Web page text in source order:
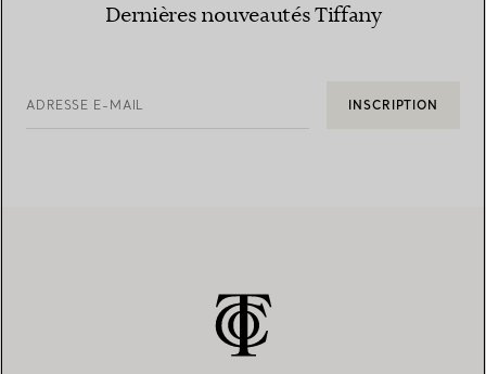
Dernières nouveautés Tiffany
ADRESSE E-MAIL INSCRIPTION